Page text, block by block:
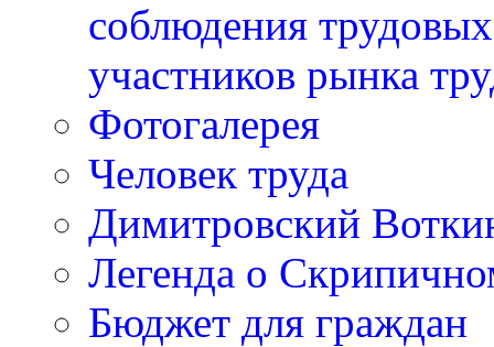
соблюдения
участников рынка
Фотогалерея
Человек труда
Димитровский
Легенда о
Бюджет для граждан